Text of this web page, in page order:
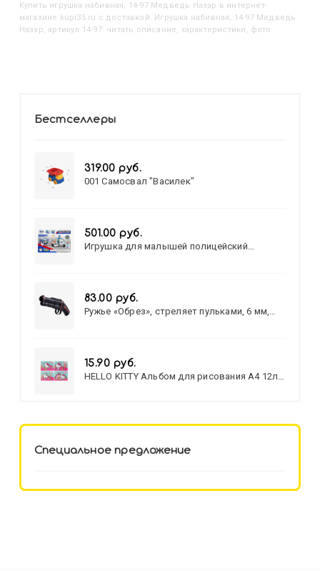
Купить Игрушка набивная, 14-97 Медведь Назар в интернет-
магазине kupi35.ru с доставкой. Игрушка набивная, 14-97 Медведь
Назар, артикул 14-97: читать описание, характеристики, фото
Бестселлеры
319.00 руб.
001 Самосвал "Василек"
501.00 руб.
Игрушка для малышей полицейский
83.00 руб.
Ружье «Обрез», стреляет пульками, 6 мм,
15.90 руб.
HELLO KITTY Альбом для рисования А4 12л.
Специальное предложение